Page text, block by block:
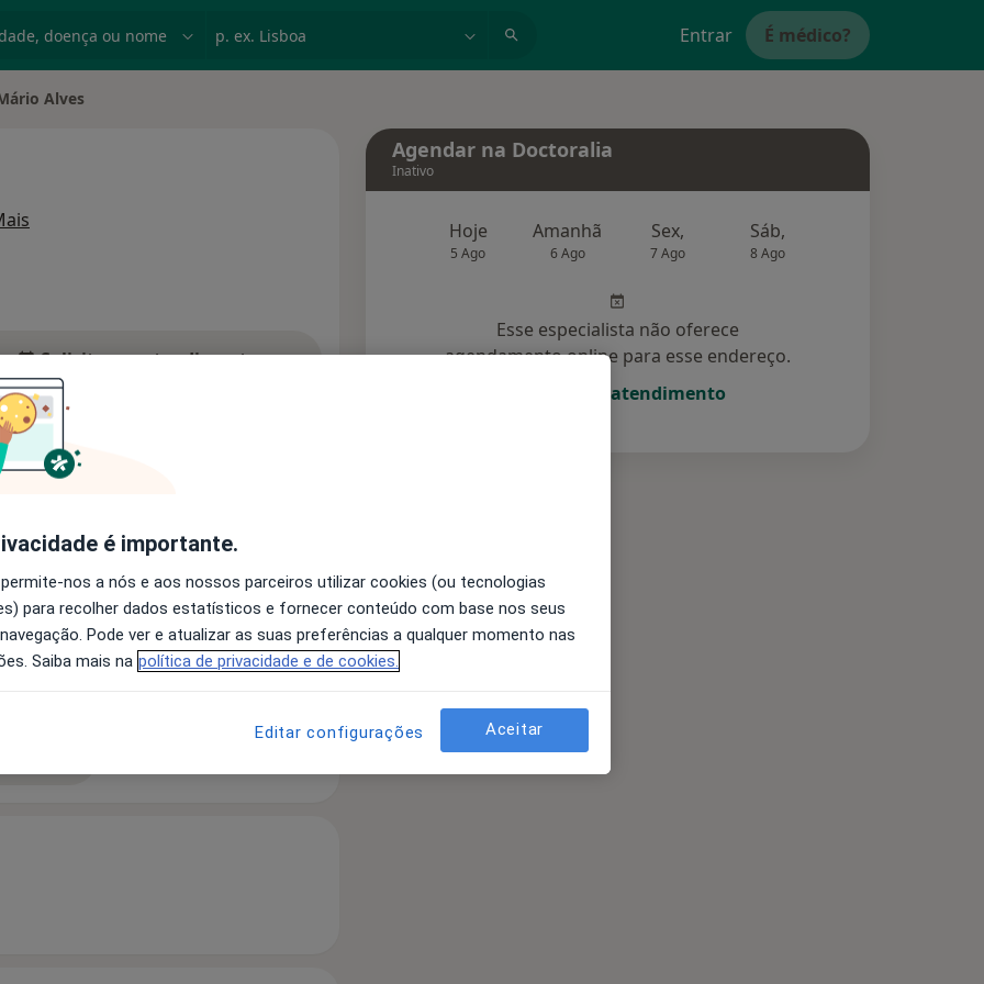
Entrar É médico?
de cidade
Alves
Solicite um atendimento
Consultórios
Pós-Traumáticos
a experiência
Agendar na Doctoralia
Inativo
Hoje
5 Ago
Amanhã
6 Ago
Sex,
7 Ago
Sáb,
8 Ago
Esse especialista não oferece
agendamento online para esse endereço.
Solicite um atendimento
é importante.
nos a nós e aos nossos parceiros utilizar cookies (ou tecnologias
para recolher dados estatísticos e fornecer conteúdo com base nos seus
Pode ver e atualizar as suas preferências a qualquer momento nas
Saiba mais na política de privacidade e de cookies.
Editar configurações Aceitar